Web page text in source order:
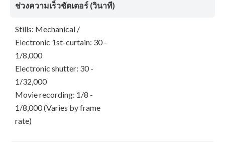
ช่วงความเร็วชัตเตอร์ (วินาที)
Stills: Mechanical /
Electronic 1st-curtain: 30 -
1/8,000
Electronic shutter: 30 -
1/32,000
Movie recording: 1/8 -
1/8,000 (Varies by frame
rate)